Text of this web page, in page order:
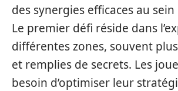
des synergies efficaces au sein
Le premier défi réside dans
différentes zones, souvent
et remplies de secrets. Les
besoin d’optimiser leur